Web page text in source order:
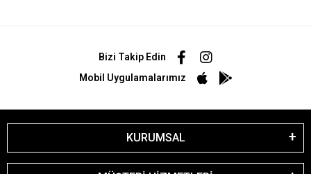
Bizi Takip Edin
Mobil Uygulamalarımız
KURUMSAL